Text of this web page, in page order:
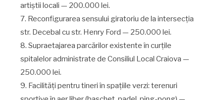
artiștii locali — 200.000 lei.
7. Reconfigurarea sensului giratoriu de la intersecția
str. Decebal cu str. Henry Ford — 250.000 lei.
8. Supraetajarea parcărilor existente în curțile
spitalelor administrate de Consiliul Local Craiova —
250.000 lei.
9. Facilități pentru tineri în spațiile verzi: terenuri